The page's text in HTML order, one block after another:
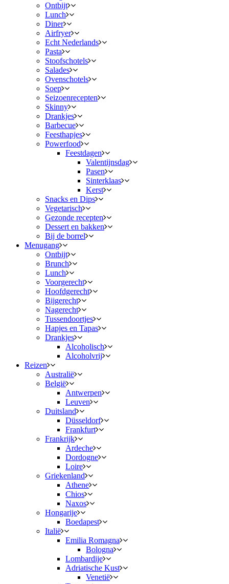
Ontbijt
Lunch
Diner
Airfryer
Echt Nederlands
Pasta
Stoofschotels
Salades
Ovenschotels
Soep
Seizoenrecepten
Skinny
Drankjes
Barbecue
Feesthapjes
Powerfood
Feestdagen
Valentijnsdag
Pasen
Sinterklaas
Kerst
Snacks en Dips
Vegetarisch
Gezonde recepten
Dessert en bakken
Bij de borrel
Menugang
Ontbijt
Brunch
Lunch
Voorgerecht
Hoofdgerecht
Bijgerecht
Nagerecht
Tussendoortjes
Hapjes en Tapas
Drankjes
Alcoholisch
Alcoholvrij
Reizen
Australië
België
Antwerpen
Leuven
Duitsland
Düsseldorf
Frankfurt
Frankrijk
Ardeche
Dordogne
Loire
Griekenland
Athene
Chios
Naxos
Hongarije
Boedapest
Italië
Emilia Romagna
Bologna
Lombardije
Adriatische Kust
Venetië